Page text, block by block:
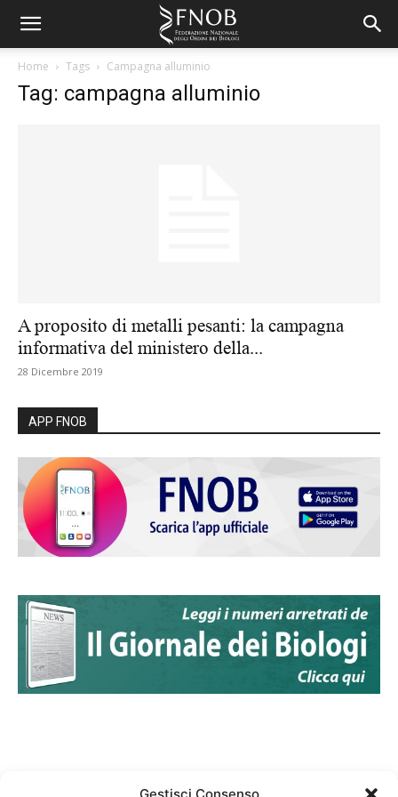
Home Tags Campagna alluminio
Tag: campagna alluminio
A proposito di metalli pesanti: la campagna
informativa del ministero della...
28 Dicembre 2019
APP FNOB